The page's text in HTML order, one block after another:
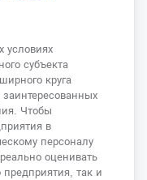
условиях
субъекта
круга
Чтобы
в
персоналу
оценивать
предприятия, так и